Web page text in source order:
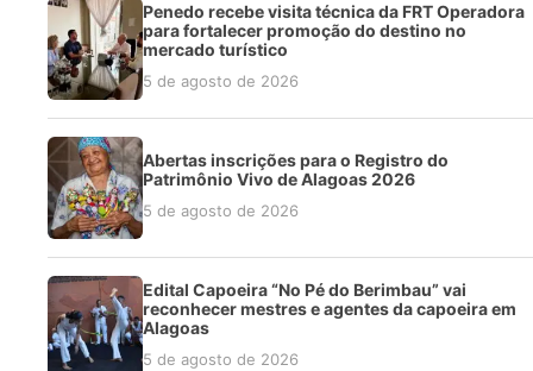
Penedo recebe visita técnica da FRT Operadora
para fortalecer promoção do destino no
mercado turístico
5 de agosto de 2026
Abertas inscrições para o Registro do
Patrimônio Vivo de Alagoas 2026
5 de agosto de 2026
Edital Capoeira “No Pé do Berimbau” vai
reconhecer mestres e agentes da capoeira em
Alagoas
5 de agosto de 2026